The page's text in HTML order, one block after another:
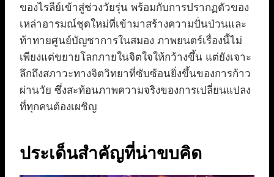
ของไรลีย์เข้าสู่ช่วงวัยรุ่น พร้อมกับการปรากฏตัวของ
เหล่าอารมณ์ชุดใหม่ที่เข้ามาสร้างความปั่นป่วนและ
ท้าทายศูนย์บัญชาการในสมอง ภาพยนตร์เรื่องนี้ไม่
เพียงแต่ขยายโลกภายในจิตใจให้กว้างขึ้น แต่ยังเจาะ
ลึกถึงสภาวะทางจิตวิทยาที่ซับซ้อนยิ่งขึ้นของการก้าว
ผ่านวัย ซึ่งสะท้อนภาพความจริงของการเปลี่ยนแปลง
ที่ทุกคนต้องเผชิญ
ประเด็นสำคัญที่น่าขบคิด